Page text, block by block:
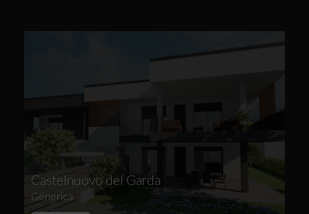
Castelnuovo del Garda
Generica